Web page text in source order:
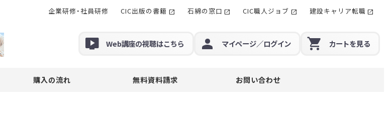
Web講座の視聴はこちら マイページ／ログイン カートを見る
購入の流れ 無料資料請求 お問い合わせ
企業研修・社員研修 CIC出版の書籍 石綿の窓口 CIC職人ジョブ 建設キャリア転職